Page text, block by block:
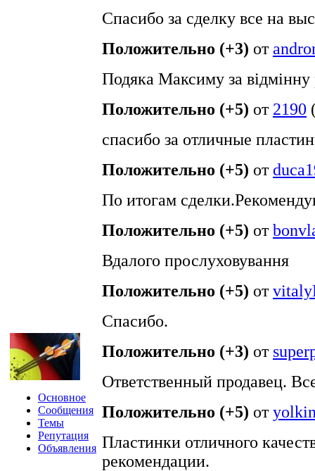
Основное
Сообщения
Темы
Репутация
Объявления
Спасибо за сделку все на
Положительно (+3) от
Подяка Максиму за відмінну
Положительно (+5) от 2190
спасибо за отличные
Положительно (+5) от
По итогам
Положительно (+5) от
Вдалого прослуховування
Положительно (+5) от
Спасибо.
Положительно (+3) от
Ответственный продавец.
Положительно (+5) от
Пластинки отличного
рекомендации.